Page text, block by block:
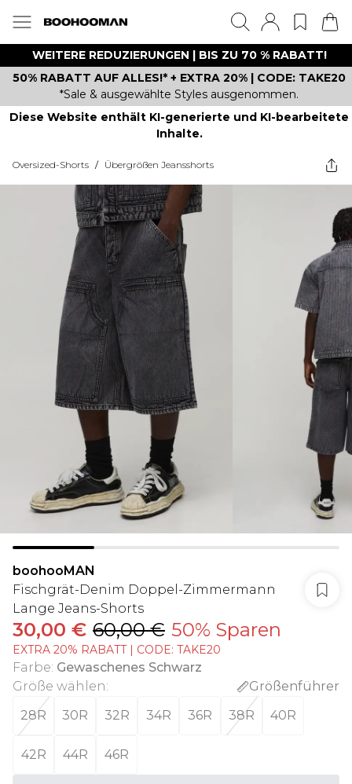
WEITERE REDUZIERUNGEN | BIS ZU 70 % RABATT!
50% RABATT AUF ALLES!* + EXTRA 20% | CODE: TAKE20
*Sale & ausgewählte Styles ausgenommen.
Diese Website enthält KI-generierte und KI-bearbeitete
Inhalte.
Oversized-Shorts / Übergrößen Jeansshorts
boohooMAN
Fischgrät-Denim Doppel-Zimmermann
Lange Jeans-Shorts
30,00 € 60,00 € 50% Sparen
EXTRA 20% RABATT | CODE: TAKE20
Farbe: Gewaschenes Schwarz
Größe wählen:
Größenführer
28R
30R 32R 34R 36R 38R 40R
42R 44R 46R